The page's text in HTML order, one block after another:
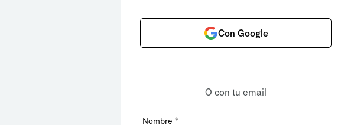
Con Google
O con tu email
Nombre *